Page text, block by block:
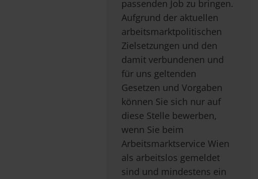
passenden Job zu bringen.
Aufgrund der aktuellen
arbeitsmarktpolitischen
Zielsetzungen und den
damit verbundenen und
für uns geltenden
Gesetzen und Vorgaben
können Sie sich nur auf
diese Stelle bewerben,
wenn Sie beim
Arbeitsmarktservice Wien
als arbeitslos gemeldet
sind und mindestens ein